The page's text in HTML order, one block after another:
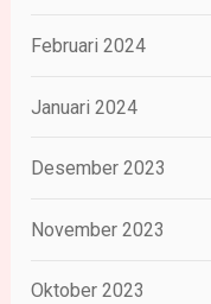
Februari 2024
Januari 2024
Desember 2023
November 2023
Oktober 2023